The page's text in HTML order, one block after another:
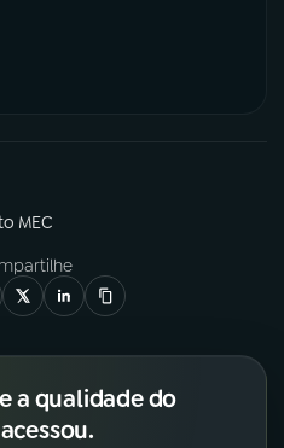
MEC
a qualidade do